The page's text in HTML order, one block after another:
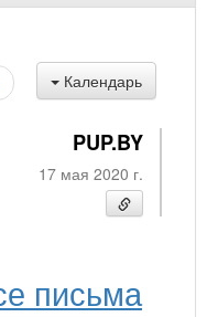
Календарь
PUP.BY
17 мая 2020 г.
письма